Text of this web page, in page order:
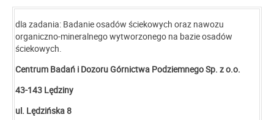
dla zadania: Badanie osadów ściekowych oraz nawozu
organiczno-mineralnego wytworzonego na bazie osadów
ściekowych.
Centrum Badań i Dozoru Górnictwa Podziemnego Sp. z o.o.
43-143 Lędziny
ul. Lędzińska 8